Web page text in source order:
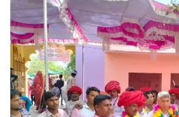
फेक न्यूज एक्सपोज
टेक & ऑटो
वीमन